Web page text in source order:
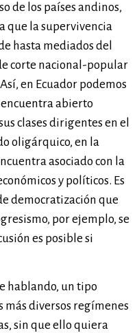
de los países andinos,
que la supervivencia
hasta mediados del
corte nacional-popular
en Ecuador podemos
abierto
clases dirigentes en el
oligárquico, en la
asociado con la
y políticos. Es
democratización que
por ejemplo, se
es posible si
hablando, un tipo
más diversos regímenes
sin que ello quiera